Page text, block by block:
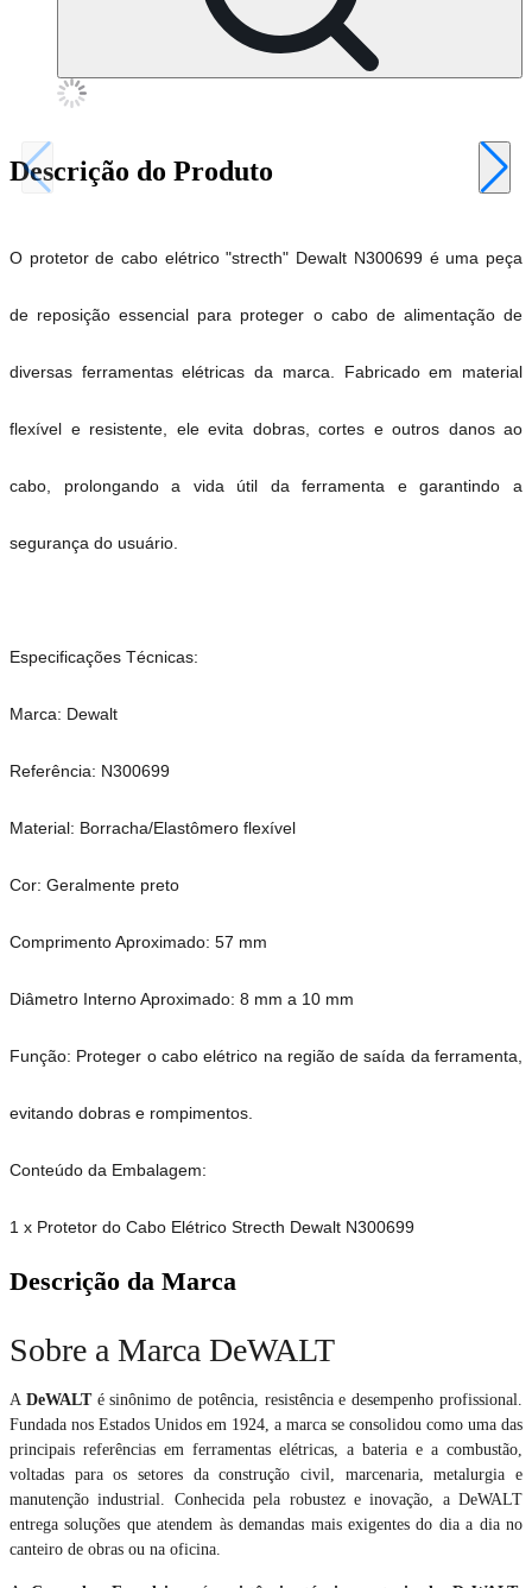
Descrição do Produto
O protetor de cabo elétrico "strecth" Dewalt N300699 é uma peça
de reposição essencial para proteger o cabo de alimentação de
diversas ferramentas elétricas da marca. Fabricado em material
flexível e resistente, ele evita dobras, cortes e outros danos ao
cabo, prolongando a vida útil da ferramenta e garantindo a
segurança do usuário.
Especificações Técnicas:
Marca: Dewalt
Referência: N300699
Material: Borracha/Elastômero flexível
Cor: Geralmente preto
Comprimento Aproximado: 57 mm
Diâmetro Interno Aproximado: 8 mm a 10 mm
Função: Proteger o cabo elétrico na região de saída da ferramenta,
evitando dobras e rompimentos.
Conteúdo da Embalagem:
1 x Protetor do Cabo Elétrico Strecth Dewalt N300699
Descrição da Marca
Sobre a Marca DeWALT
A DeWALTé sinônimo de potência, resistência e desempenho profissional.
Fundada nos Estados Unidos em 1924, a marca se consolidou como uma das
principais referências em ferramentas elétricas, a bateria e a combustão,
voltadas para os setores da construção civil, marcenaria, metalurgia e
manutenção industrial. Conhecida pela robustez e inovação, a DeWALT
entrega soluções que atendem às demandas mais exigentes do dia a dia no
canteiro de obras ou na oficina.